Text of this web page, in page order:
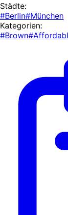
Städte:
#Berlin#München
Kategorien:
#Brown